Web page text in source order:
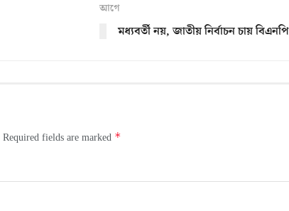
আগে
মধ্যবর্তী নয়, জাতীয় নির্বাচন চায় বিএনপি
Required fields are marked *